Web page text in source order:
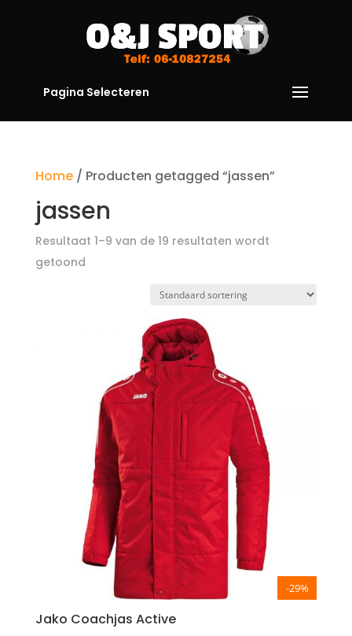
Pagina Selecteren
Home/ Producten getagged “jassen”
jassen
Resultaat 1–9 van de 19 resultaten wordt
getoond
-29%
Jako Coachjas Active